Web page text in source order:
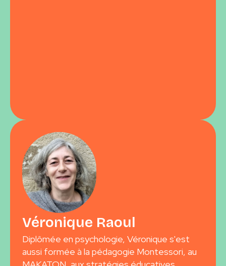
Véronique Raoul
Diplômée en psychologie, Véronique s'est
aussi formée à la pédagogie Montessori, au